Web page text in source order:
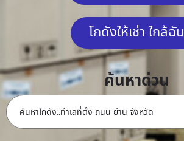
โกดังให้เช่า ใกล้ฉัน
ค้นหาด่วน